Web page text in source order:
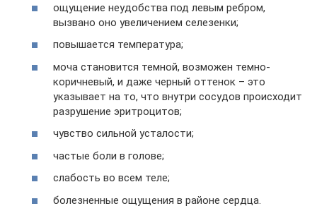
ощущение неудобства под левым ребром,
вызвано оно увеличением селезенки;
повышается температура;
моча становится темной, возможен темно-
коричневый, и даже черный оттенок – это
указывает на то, что внутри сосудов происходит
разрушение эритроцитов;
чувство сильной усталости;
частые боли в голове;
слабость во всем теле;
болезненные ощущения в районе сердца.